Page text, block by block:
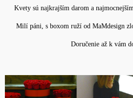
Kvety sú najkrajším darom a
Milí páni, s boxom ruží od MaMdesign
Doručenie až k vám